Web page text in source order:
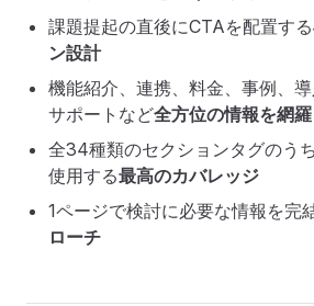
課題提起の直後にCTAを配置する
ン設計
機能紹介、連携、料金、事例、導
サポートなど全方位の情報を網羅
全34種類のセクションタグのう
使用する最高のカバレッジ
1ページで検討に必要な情報を完
ローチ